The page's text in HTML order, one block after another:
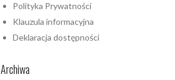
Polityka Prywatności
Klauzula informacyjna
Deklaracja dostępności
Archiwa